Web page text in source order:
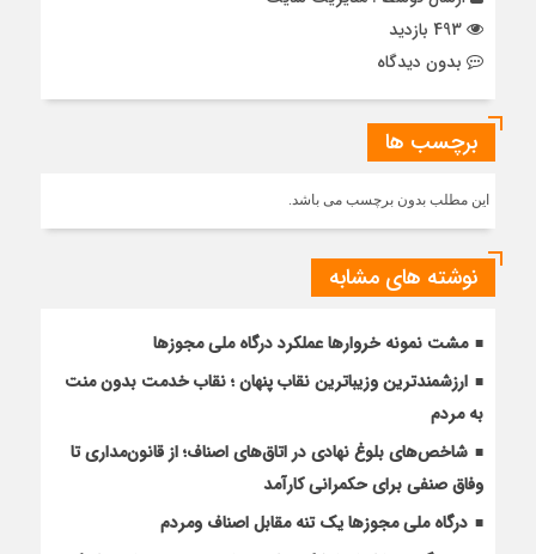
بدون دیدگاه
برچسب ها
این مطلب بدون برچسب می باشد.
نوشته های مشابه
مشت نمونه خروارها عملکرد درگاه ملی مجوزها
ارزشمندترین وزیباترین نقاب پنهان ؛ نقاب خدمت بدون منت
به مردم
شاخص‌های بلوغ نهادی در اتاق‌های اصناف؛ از قانون‌مداری تا
وفاق صنفی برای حکمرانی کارآمد
درگاه ملی مجوزها یک تنه مقابل اصناف ومردم